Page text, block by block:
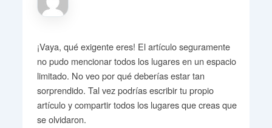
¡Vaya, qué exigente eres! El artículo seguramente
no pudo mencionar todos los lugares en un espacio
limitado. No veo por qué deberías estar tan
sorprendido. Tal vez podrías escribir tu propio
artículo y compartir todos los lugares que creas que
se olvidaron.